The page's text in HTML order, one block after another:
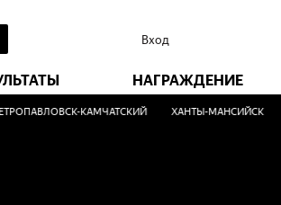
Вход
НАГРАЖДЕНИЕ
КАМЧАТСКИЙ ХАНТЫ-МАНСИЙСК